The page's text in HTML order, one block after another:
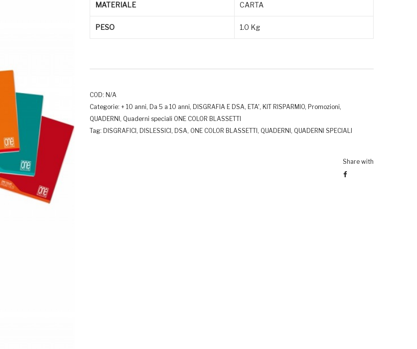
MATERIALE CARTA
PESO 1.0 Kg
COD: N/A
Categorie: + 10 anni, Da 5 a 10 anni, DISGRAFIA E DSA, ETA', KIT RISPARMIO, Promozioni,
QUADERNI, Quaderni speciali ONE COLOR BLASSETTI
Tag: DISGRAFICI, DISLESSICI, DSA, ONE COLOR BLASSETTI, QUADERNI, QUADERNI SPECIALI
Share with